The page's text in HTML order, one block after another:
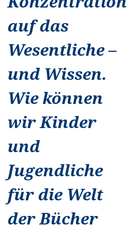
auf das
Wesentliche –
und Wissen.
Wie können
wir Kinder
und
Jugendliche
für die Welt
der Bücher